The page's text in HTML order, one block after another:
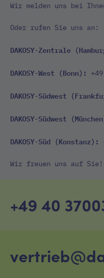
Wir melden uns bei
Oder rufen Sie uns an:
DAKOSY-Zentrale
DAKOSY-West (Bonn):
DAKOSY-Südwest
DAKOSY-Südwest
DAKOSY-Süd (Konstanz):
Wir freuen uns auf Sie!
+49 40